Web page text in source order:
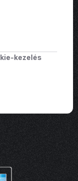
kezelés